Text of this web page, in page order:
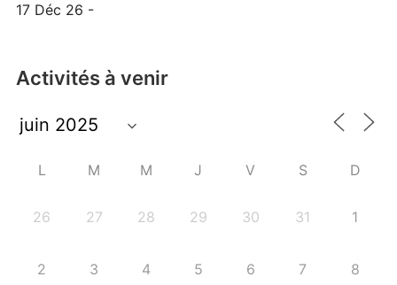
17 Déc 26 -
Activités à venir
L M M J V S D
26 27 28 29 30 31 1
2 3 4 5 6 7 8